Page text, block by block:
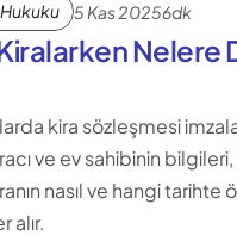
5 Kas 20256dk
Kiralarken Nelere
kira sözleşmesi
ve ev sahibinin bilgileri,
nasıl ve hangi
alır.